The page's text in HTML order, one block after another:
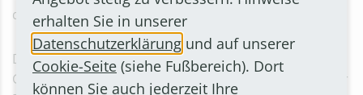
den Vorstand übertragen kann.“
Die Aufgaben der Energieagentur übernimmt deren
Geschäftsstelle, die ihren Sitz in Hennef hat. Neben der
erhalten Sie in unserer
Datenschutzerklärung und auf unserer
Cookie-Seite (siehe Fußbereich). Dort
können Sie auch jederzeit Ihre